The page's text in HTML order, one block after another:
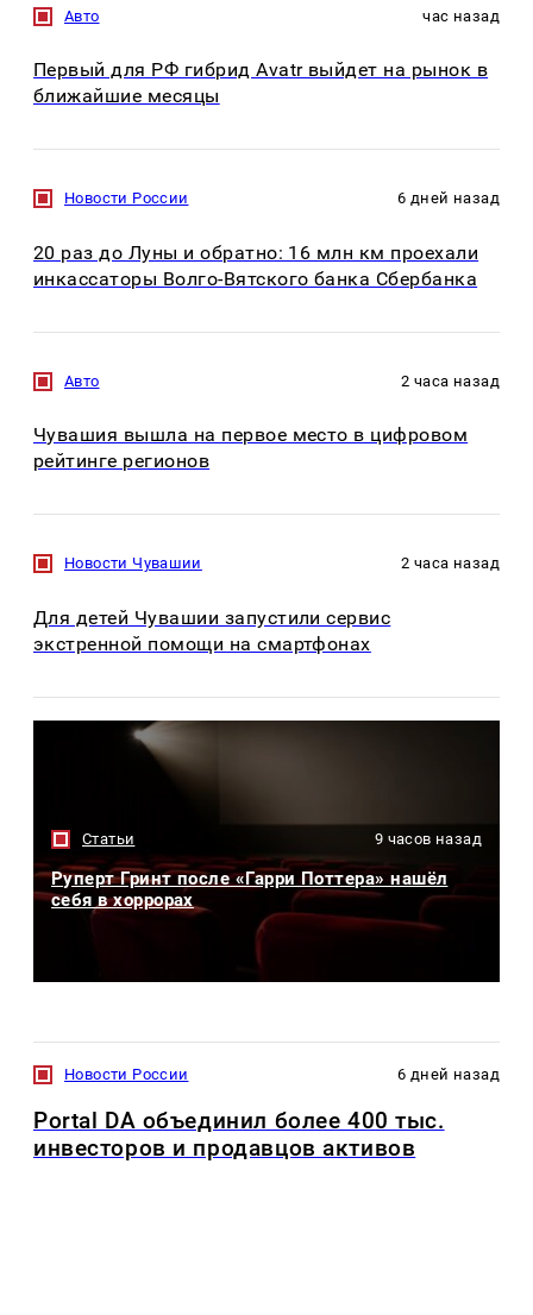
Авто час назад
Первый для РФ гибрид Avatr выйдет на рынок в
ближайшие месяцы
Новости России 6 дней назад
20 раз до Луны и обратно: 16 млн км проехали
инкассаторы Волго-Вятского банка Сбербанка
Авто 2 часа назад
Чувашия вышла на первое место в цифровом
рейтинге регионов
Новости Чувашии 2 часа назад
Для детей Чувашии запустили сервис
экстренной помощи на смартфонах
Статьи 9 часов назад
Руперт Гринт после «Гарри Поттера» нашёл
себя в хоррорах
Новости России 6 дней назад
Portal DA объединил более 400 тыс.
инвесторов и продавцов активов